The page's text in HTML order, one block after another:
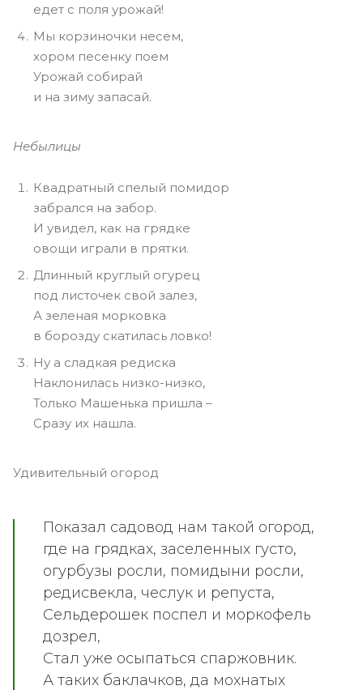
едет с поля урожай!
Мы корзиночки несем,
хором песенку поем
Урожай собирай
и на зиму запасай.
Небылицы
Квадратный спелый помидор
забрался на забор.
И увидел, как на грядке
овощи играли в прятки.
Длинный круглый огурец
под листочек свой залез,
А зеленая морковка
в борозду скатилась ловко!
Ну а сладкая редиска
Наклонилась низко-низко,
Только Машенька пришла –
Сразу их нашла.
Удивительный огород
Показал садовод нам такой огород,
где на грядках, заселенных густо,
огурбузы росли, помидыни росли,
редисвекла, чеслук и репуста,
Сельдерошек поспел и моркофель
дозрел,
Стал уже осыпаться спаржовник.
А таких баклачков, да мохнатых